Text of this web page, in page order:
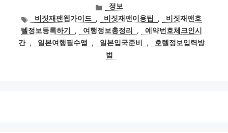
카
테
고
리
정보
태
그
비짓재팬웹가이드 , 비짓재팬이용팁 ,
비짓재팬호
텔정보등록하기
, 여행정보총정리 ,
예약번호체크인시
간 , 일본여행필수앱 , 일본입국준비 ,
호텔정보입력방
법